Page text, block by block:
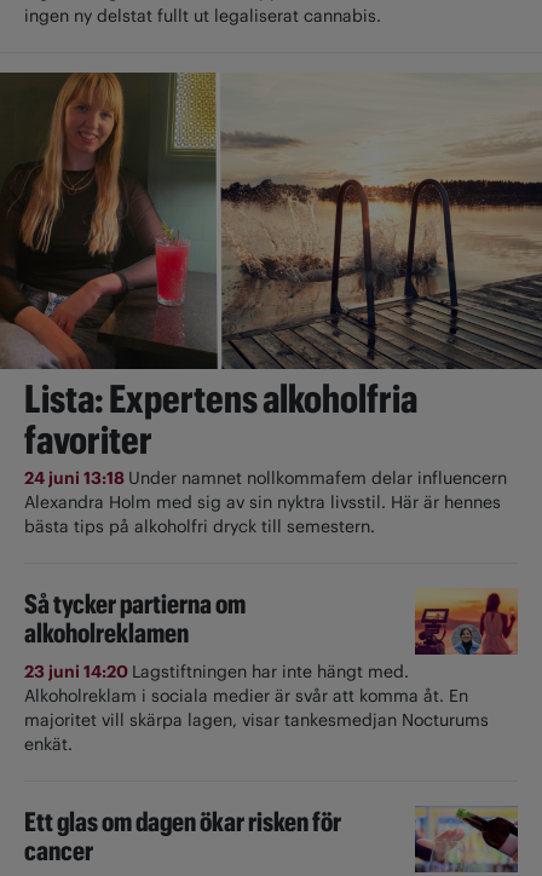
ingen ny delstat fullt ut ­legaliserat cannabis.
Lista: Expertens alkoholfria
favoriter
24 juni 13:18 Under namnet nollkommafem delar influencern
Alexandra Holm med sig av sin nyktra livsstil. Här är hennes
bästa tips på alkoholfri dryck till semestern.
Så tycker partierna om
alkoholreklamen
23 juni 14:20 Lagstiftningen har inte hängt med.
Alkoholreklam i sociala medier är svår att komma åt. En
majoritet vill skärpa lagen, visar tankesmedjan Nocturums
enkät.
Ett glas om dagen ökar risken för
cancer